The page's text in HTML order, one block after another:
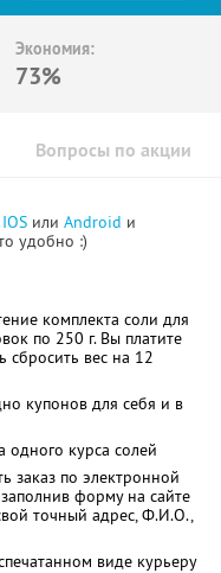
Экономия:
73%
Вопросы по акции
IOS или Android и
удобно :)
комплекта соли для
по 250 г. Вы платите
сбросить вес на 12
купонов для себя и в
одного курса солей
заказ по электронной
форму на сайте
точный адрес, Ф.И.О.,
виде курьеру